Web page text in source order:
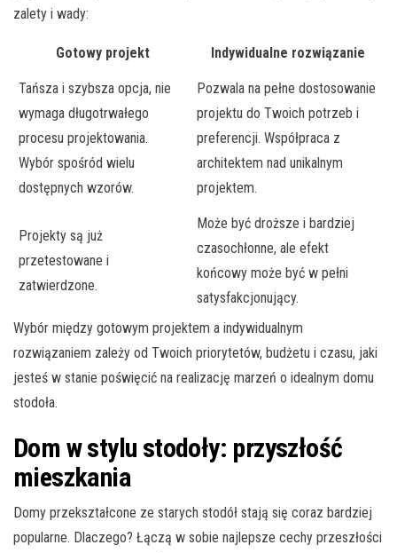
zalety i wady:
Gotowy projekt Indywidualne rozwiązanie
Tańsza i szybsza opcja, nie
wymaga długotrwałego
procesu projektowania.
Wybór spośród wielu
dostępnych wzorów.
Pozwala na pełne dostosowanie
projektu do Twoich potrzeb i
preferencji. Współpraca z
architektem nad unikalnym
projektem.
Projekty są już
przetestowane i
zatwierdzone.
Może być droższe i bardziej
czasochłonne, ale efekt
końcowy może być w pełni
satysfakcjonujący.
Wybór między gotowym projektem a indywidualnym
rozwiązaniem zależy od Twoich priorytetów, budżetu i czasu, jaki
jesteś w stanie poświęcić na realizację marzeń o idealnym domu
stodoła.
Dom w stylu stodoły: przyszłość
mieszkania
Domy przekształcone ze starych stodół stają się coraz bardziej
popularne. Dlaczego? Łączą w sobie najlepsze cechy przeszłości